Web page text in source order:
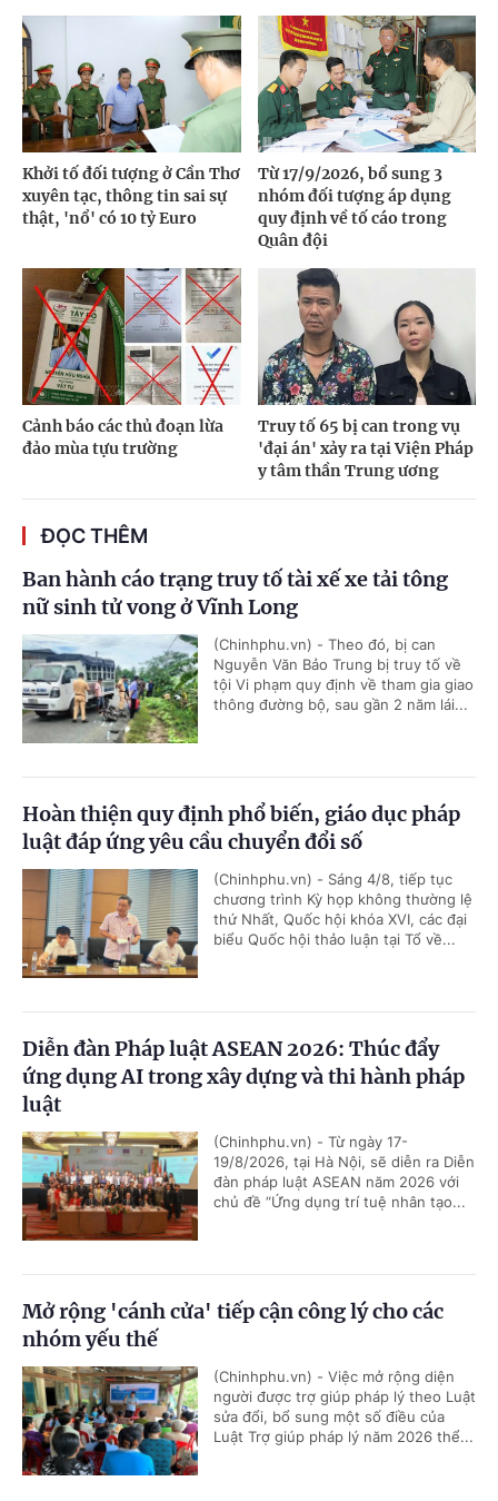
Khởi tố đối tượng ở Cần Thơ
xuyên tạc, thông tin sai sự
thật, 'nổ' có 10 tỷ Euro
Từ 17/9/2026, bổ sung 3
nhóm đối tượng áp dụng
quy định về tố cáo trong
Quân đội
Cảnh báo các thủ đoạn lừa
đảo mùa tựu trường
Truy tố 65 bị can trong vụ
'đại án' xảy ra tại Viện Pháp
y tâm thần Trung ương
ĐỌC THÊM
Ban hành cáo trạng truy tố tài xế xe tải tông
nữ sinh tử vong ở Vĩnh Long
(Chinhphu.vn) - Theo đó, bị can
Nguyễn Văn Bảo Trung bị truy tố về
tội Vi phạm quy định về tham gia giao
thông đường bộ, sau gần 2 năm lái...
Hoàn thiện quy định phổ biến, giáo dục pháp
luật đáp ứng yêu cầu chuyển đổi số
(Chinhphu.vn) - Sáng 4/8, tiếp tục
chương trình Kỳ họp không thường lệ
thứ Nhất, Quốc hội khóa XVI, các đại
biểu Quốc hội thảo luận tại Tổ về...
Diễn đàn Pháp luật ASEAN 2026: Thúc đẩy
ứng dụng AI trong xây dựng và thi hành pháp
luật
(Chinhphu.vn) - Từ ngày 17-
19/8/2026, tại Hà Nội, sẽ diễn ra Diễn
đàn pháp luật ASEAN năm 2026 với
chủ đề “Ứng dụng trí tuệ nhân tạo...
Mở rộng 'cánh cửa' tiếp cận công lý cho các
nhóm yếu thế
(Chinhphu.vn) - Việc mở rộng diện
người được trợ giúp pháp lý theo Luật
sửa đổi, bổ sung một số điều của
Luật Trợ giúp pháp lý năm 2026 thể...